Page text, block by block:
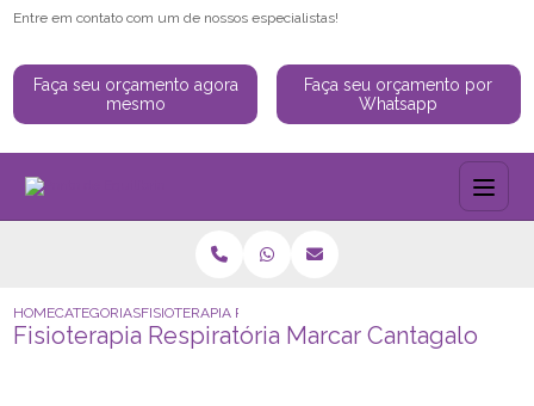
Entre em contato com um de nossos especialistas!
Faça seu orçamento agora
mesmo
Faça seu orçamento por
Whatsapp
HOMECATEGORIASFISIOTERAPIA RESPIRATÓRIA MARCAR CANTAGALO
Fisioterapia Respiratória Marcar Cantagalo